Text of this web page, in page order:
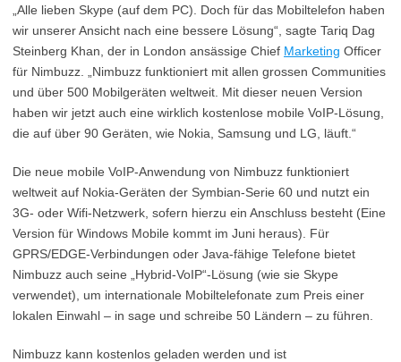
„Alle lieben Skype (auf dem PC). Doch für das Mobiltelefon haben
wir unserer Ansicht nach eine bessere Lösung“, sagte Tariq Dag
Steinberg Khan, der in London ansässige Chief Marketing Officer
für Nimbuzz. „Nimbuzz funktioniert mit allen grossen Communities
und über 500 Mobilgeräten weltweit. Mit dieser neuen Version
haben wir jetzt auch eine wirklich kostenlose mobile VoIP-Lösung,
die auf über 90 Geräten, wie Nokia, Samsung und LG, läuft.“
Die neue mobile VoIP-Anwendung von Nimbuzz funktioniert
weltweit auf Nokia-Geräten der Symbian-Serie 60 und nutzt ein
3G- oder Wifi-Netzwerk, sofern hierzu ein Anschluss besteht (Eine
Version für Windows Mobile kommt im Juni heraus). Für
GPRS/EDGE-Verbindungen oder Java-fähige Telefone bietet
Nimbuzz auch seine „Hybrid-VoIP“-Lösung (wie sie Skype
verwendet), um internationale Mobiltelefonate zum Preis einer
lokalen Einwahl – in sage und schreibe 50 Ländern – zu führen.
Nimbuzz kann kostenlos geladen werden und ist